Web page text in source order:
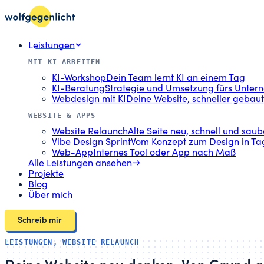
Leistungen
MIT KI ARBEITEN
KI-WorkshopDein Team lernt KI an einem Tag
KI-BeratungStrategie und Umsetzung fürs
Webdesign mit KIDeine Website, schneller gebaut
WEBSITE & APPS
Website RelaunchAlte Seite neu, schnell und
Vibe Design SprintVom Konzept zum Design in
Web-AppInternes Tool oder App nach Maß
Alle Leistungen ansehen→
Projekte
Blog
Über mich
Schreib mir
LEISTUNGEN, WEBSITE RELAUNCH